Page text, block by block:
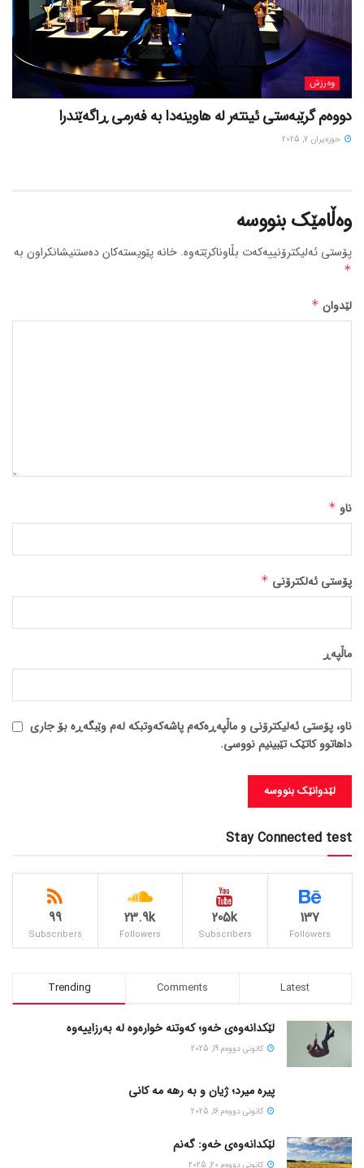
وەرزش
دووەم گرێبەستی ئینتەر لە هاوینەدا بە فەرمی ڕاگەێندرا
حوزه‌یران 7, 2025
وەڵامێک بنووسە
پۆستی ئەلیکترۆنییەکەت بڵاوناکرێتەوە. خانە پێویستەکان دەستنیشانکراون بە
*
لێدوان *
ناو *
پۆستی ئەلکترۆنی *
ماڵپه‌ڕ
ناو، پۆستی ئەلیکترۆنی و ماڵپەڕەکەم پاشەکەوتبکە لەم وێبگەڕە بۆ جاری
داهاتوو کاتێک تێبینیم نووسی.
Stay Connected test
137
Followers
205k
Subscribers
23.9k
Followers
99
Subscribers
Trending Comments Latest
لێکدانەوەی خەو؛ کەوتنە خوارەوە لە بەرزاییەوە
كانونی دووه‌م 19, 2025
پیره میرد؛ ژیان و به رهه مه کانی
كانونی دووه‌م 16, 2025
لێکدانەوەی خەو: گەنم
كانونی دووه‌م 20, 2025